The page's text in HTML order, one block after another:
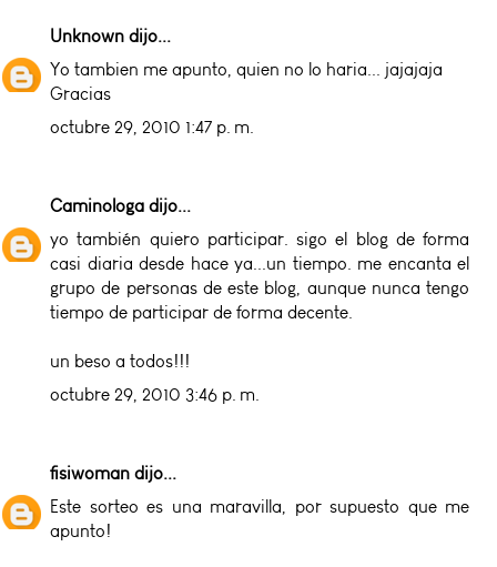
Unknown dijo...
Yo tambien me apunto, quien no lo haria... jajajaja
Gracias
octubre 29, 2010 1:47 p. m.
Caminologa dijo...
yo también quiero participar. sigo el blog de forma
casi diaria desde hace ya...un tiempo. me encanta el
grupo de personas de este blog, aunque nunca tengo
tiempo de participar de forma decente.
un beso a todos!!!
octubre 29, 2010 3:46 p. m.
fisiwoman dijo...
Este sorteo es una maravilla, por supuesto que me
apunto!